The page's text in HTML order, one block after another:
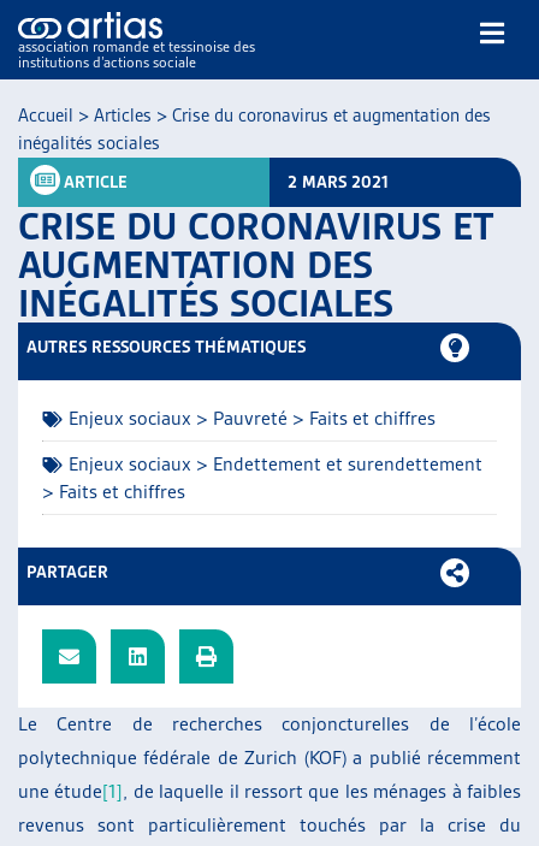
association romande et tessinoise des
institutions d’actions sociale
NOS PUBLICATIONS
ARTICLES
RESSOURCES
THÉMATIQUES
GUIDE SOCIAL ROMAND
ARTIAS
JOURNÉES D’AUTOMNE
Accueil > Articles > Crise du coronavirus et augmentation des
inégalités sociales
ARTICLE 2 MARS 2021
CRISE DU CORONAVIRUS ET
AUGMENTATION DES
INÉGALITÉS SOCIALES
Le Centre de recherches conjoncturelles de l’école
polytechnique fédérale de Zurich (KOF) a publié récemment
une étude[1], de laquelle il ressort que les ménages à faibles
revenus sont particulièrement touchés par la crise du
AUTRES RESSOURCES THÉMATIQUES
Enjeux sociaux > Pauvreté > Faits et chiffres
Enjeux sociaux > Endettement et surendettement
> Faits et chiffres
PARTAGER